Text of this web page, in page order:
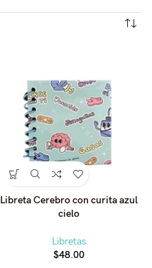
Libreta Cerebro con curita azul
cielo
Libretas
$48.00